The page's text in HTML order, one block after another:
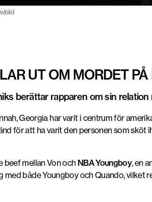
UT OM MORDET
berättar rapparen om sin
Georgia har varit i centrum för
för att ha varit den personen som sköt
beef mellan Von ochNBA Youngboy, en
med både Youngboy och Quando, vilket